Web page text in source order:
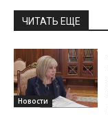
ЧИТАТЬ ЕЩЕ
Новости